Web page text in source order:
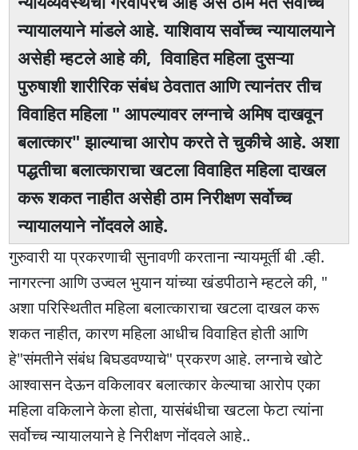
न्यायालयाने मांडले आहे. याशिवाय सर्वोच्च न्यायालयाने
असेही म्हटले आहे की, विवाहित महिला दुसऱ्या
पुरुषाशी शारीरिक संबंध ठेवतात आणि त्यानंतर तीच
विवाहित महिला " आपल्यावर लग्नाचे अमिष दाखवून
बलात्कार" झाल्याचा आरोप करते ते चुकीचे आहे. अशा
पद्धतीचा बलात्काराचा खटला विवाहित महिला दाखल
करू शकत नाहीत असेही ठाम निरीक्षण सर्वोच्च
न्यायालयाने नोंदवले आहे.
गुरुवारी या प्रकरणाची सुनावणी करताना न्यायमूर्ती बी .व्ही.
नागरत्ना आणि उज्वल भुयान यांच्या खंडपीठाने म्हटले की, "
अशा परिस्थितीत महिला बलात्काराचा खटला दाखल करू
शकत नाहीत, कारण महिला आधीच विवाहित होती आणि
हे"संमतीने संबंध बिघडवण्याचे" प्रकरण आहे. लग्नाचे खोटे
आश्वासन देऊन वकिलावर बलात्कार केल्याचा आरोप एका
महिला वकिलाने केला होता, यासंबंधीचा खटला फेटा त्यांना
सर्वोच्च न्यायालयाने हे निरीक्षण नोंदवले आहे..